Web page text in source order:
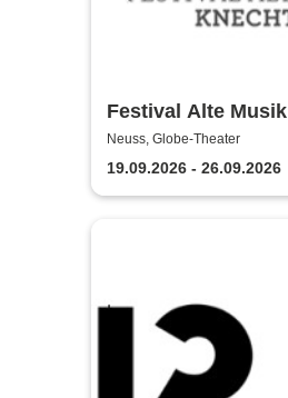
Festival Alte Musik
Knechtsteden
Neuss, Globe-Theater
19.09.2026 - 26.09.2026